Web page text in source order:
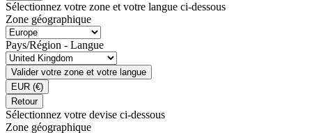
Sélectionnez votre zone et votre langue ci-dessous
Zone géographique
Pays/Région - Langue
Valider votre zone et votre langue
EUR (€)
Retour
Sélectionnez votre devise ci-dessous
Zone géographique